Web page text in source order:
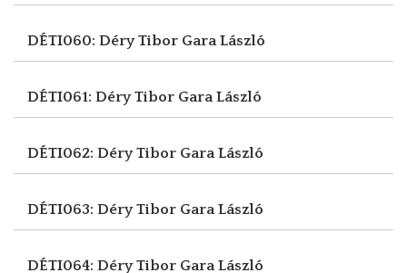
DÉTI060: Déry Tibor Gara László
DÉTI061: Déry Tibor Gara László
DÉTI062: Déry Tibor Gara László
DÉTI063: Déry Tibor Gara László
DÉTI064: Déry Tibor Gara László